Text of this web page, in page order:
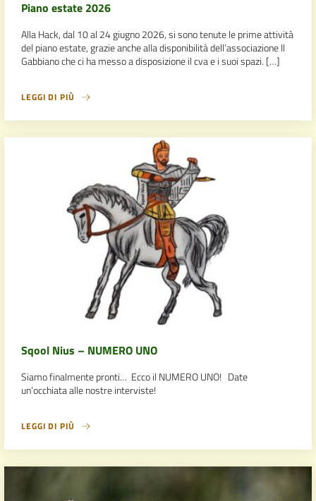
Piano estate 2026
Alla Hack, dal 10 al 24 giugno 2026, si sono tenute le prime attività
del piano estate, grazie anche alla disponibilità dell’associazione Il
Gabbiano che ci ha messo a disposizione il cva e i suoi spazi. […]
LEGGI DI PIÙ
Sqool Nius – NUMERO UNO
Siamo finalmente pronti… Ecco il NUMERO UNO! Date
un’occhiata alle nostre interviste!
LEGGI DI PIÙ